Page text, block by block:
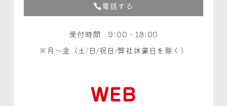
電話する
受付時間 9:00 - 18:00
月〜金（土/日/祝日/弊社休業日を除く）
WEB